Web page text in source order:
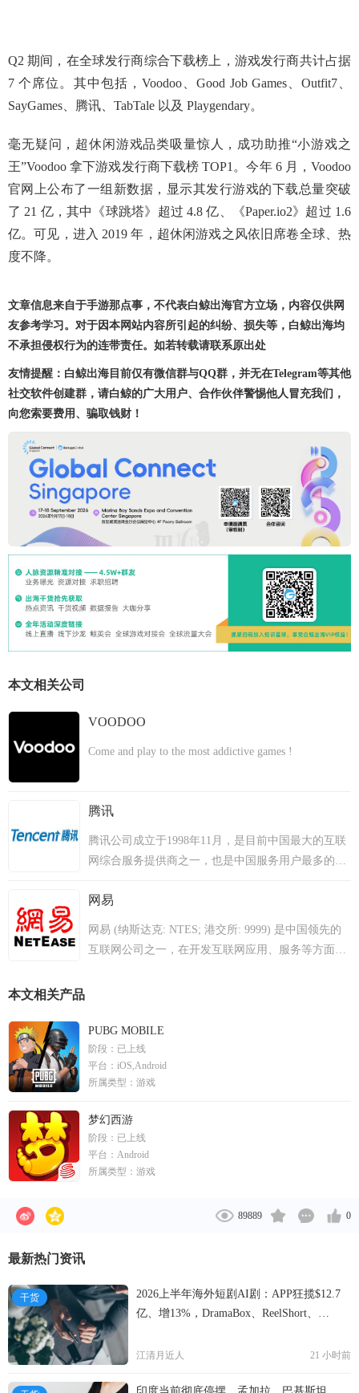
Q2 期间，在全球发行商综合下载榜上，游戏发行商共计占据
7 个席位。其中包括，Voodoo、Good Job Games、Outfit7、
SayGames、腾讯、TabTale 以及 Playgendary。
毫无疑问，超休闲游戏品类吸量惊人，成功助推“小游戏之
王”Voodoo 拿下游戏发行商下载榜 TOP1。今年 6 月，Voodoo
官网上公布了一组新数据，显示其发行游戏的下载总量突破
了 21 亿，其中《球跳塔》超过 4.8 亿、《Paper.io2》超过 1.6
亿。可见，进入 2019 年，超休闲游戏之风依旧席卷全球、热
度不降。
文章信息来自于手游那点事，不代表白鲸出海官方立场，内容仅供网
友参考学习。对于因本网站内容所引起的纠纷、损失等，白鲸出海均
不承担侵权行为的连带责任。如若转载请联系原出处
友情提醒：白鲸出海目前仅有微信群与QQ群，并无在Telegram等其他
社交软件创建群，请白鲸的广大用户、合作伙伴警惕他人冒充我们，
向您索要费用、骗取钱财！
本文相关公司
VOODOO
Come and play to the most addictive games !
腾讯
腾讯公司成立于1998年11月，是目前中国最大的互联
网综合服务提供商之一，也是中国服务用户最多的互
以用户价值为依归的经营理念，始终处于稳健、高速
发展的状态。2004年6月16日，腾讯公司在香港联交
所主板公开上市（股票代号700）。
网易
网易 (纳斯达克: NTES; 港交所: 9999) 是中国领先的
互联网公司之一，在开发互联网应用、服务等方面始
持“以优质的内容和服务，为用户创造惊喜”。 网易是
全球领先的在线游戏开发与发行公司，也是中国最大
的电子邮件服务商，并拥有中国领先的自营品质电商
品牌、中国领先的在线音乐平台、在线教育平台、资
本文相关产品
PUBG MOBILE
阶段： 已上线
平台： iOS,Android
所属类型： 游戏
梦幻西游
阶段： 已上线
平台： Android
所属类型： 游戏
89889 0
最新热门资讯
干货
2026上半年海外短剧AI剧：APP狂揽$12.7
亿、增13%，DramaBox、ReelShort、
江清月近人 21 小时前